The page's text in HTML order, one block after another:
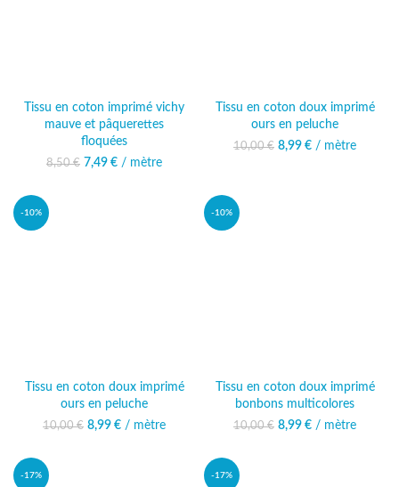
Tissu en coton imprimé vichy
mauve et pâquerettes
floquées
8,50€
Le prix initial était :
7,49 € Le prix actuel
/ mètre
Tissu en coton doux imprimé
ours en peluche
10,00€ Le prix initial était :
8,99 € Le prix actuel
/ mètre
-10%
Tissu en coton doux imprimé
ours en peluche
10,00€ Le prix initial était :
8,99 € Le prix actuel
/ mètre
-10%
Tissu en coton doux imprimé
bonbons multicolores
10,00€ Le prix initial était :
8,99 € Le prix actuel
/ mètre
-17% -17%